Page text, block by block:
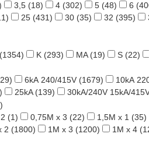
3,5 (18) 4 (302) 5 (48) 6
25 (431) 30 (35) 32 (395)
(1354) K (293) MA(19) S (22)
6kA 240/415V (1679)
10kA
25kA(139)
30kA/240V 15kA/
(1) 0,75M x 3 (22) 1,5M x 1 (35)
2 (1800) 1M x 3 (1200) 1M x 4